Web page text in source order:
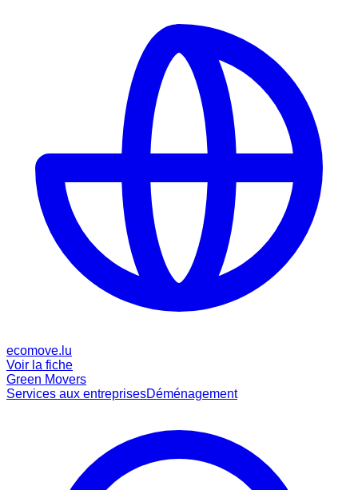
ecomove.lu
Voir la fiche
Green Movers
Services aux entreprisesDéménagement